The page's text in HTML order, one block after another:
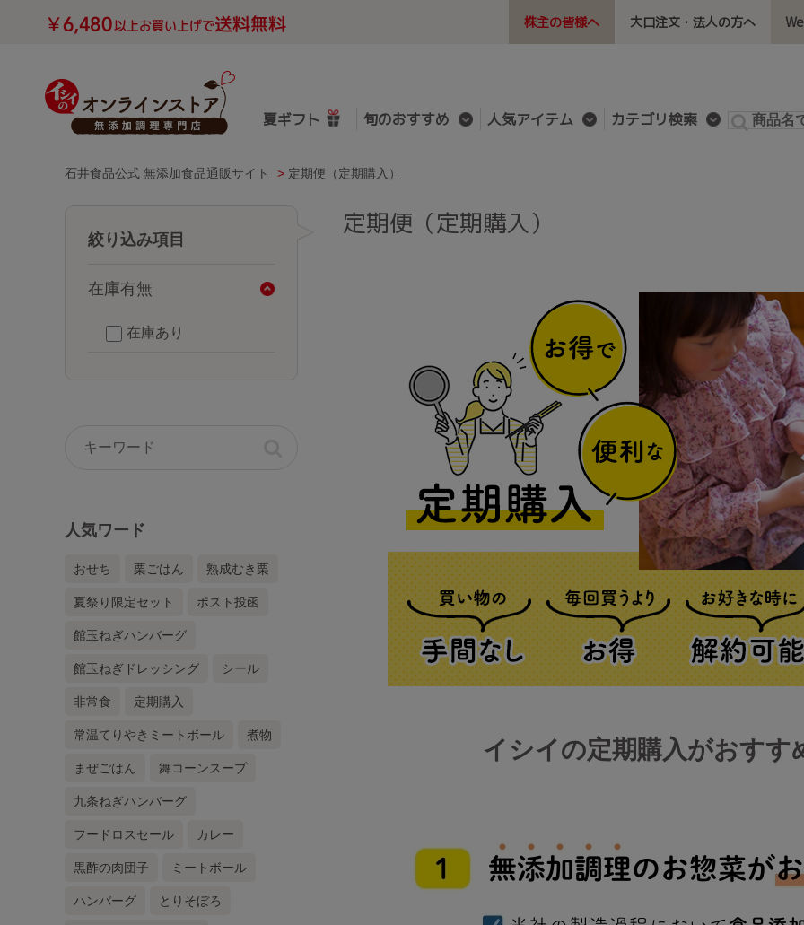
株主の皆様へ 大口注文・法人の方へ
夏ギフト 旬のおすすめ 人気アイテム カテゴリ検索
石井食品公式 無添加食品通販サイト > 定期便（定期購入）
絞り込み項目
在庫有無
在庫あり
人気ワード
おせち 栗ごはん 熟成むき栗
夏祭り限定セット ポスト投函
館玉ねぎハンバーグ
館玉ねぎドレッシング シール
非常食 定期購入
常温てりやきミートボール 煮物
まぜごはん 舞コーンスープ
九条ねぎハンバーグ
フードロスセール カレー
黒酢の肉団子 ミートボール
ハンバーグ とりそぼろ
定期便（定期購入）
イシイの定期購入がおすす